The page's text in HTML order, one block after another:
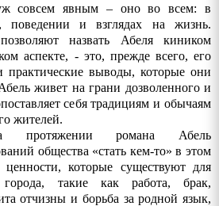
уж совсем явным – оно во всем: в
поведении и взглядах на жизнь.
назвать Абеля киником
аспекте, - это, прежде всего, его
выводы, которые они
живет на грани дозволенного и
себя традициям и обычаям
жителей.
протяжении романа Абель
общества «стать кем-то» в этом
которые существуют для
города, такие как работа, брак,
отчизны и борьба за родной язык,